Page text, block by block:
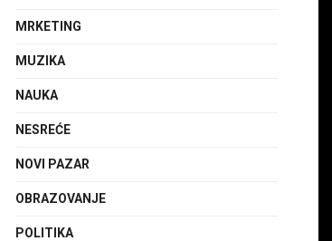
MRKETING
MUZIKA
NAUKA
NESREĆE
NOVI PAZAR
OBRAZOVANJE
POLITIKA